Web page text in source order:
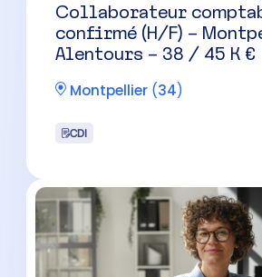
Collaborateur
confirmé (H/F) –
Alentours – 38 / 45 K €
Montpellier (34)
CDI